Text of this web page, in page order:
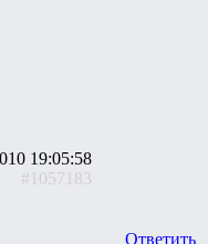
19:05:58
#1057183
Ответить